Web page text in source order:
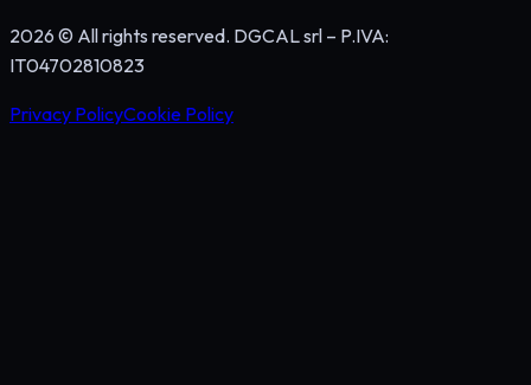
2026 © All rights reserved. DGCAL srl – P.IVA:
IT04702810823
Privacy PolicyCookie Policy